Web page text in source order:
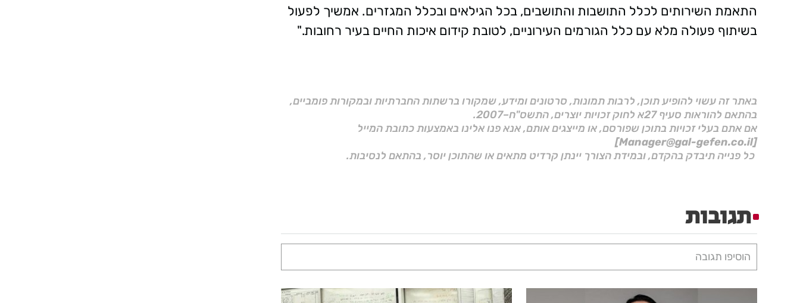
התאמת השירותים לכלל התושבות והתושבים, בכל הגילאים ובכלל המגזרים. אמשיך לפעול
בשיתוף פעולה מלא עם כלל הגורמים העירוניים, לטובת קידום איכות החיים בעיר רחובות."
באתר זה עשוי להופיע תוכן, לרבות תמונות, סרטונים ומידע, שמקורו ברשתות החברתיות ובמקורות פומביים,
בהתאם להוראות סעיף 27א לחוק זכויות יוצרים, התשס"ח–2007.
אם אתם בעלי זכויות בתוכן שפורסם, או מייצגים אותם, אנא פנו אלינו באמצעות כתובת המייל
[Manager@gal-gefen.co.il]
כל פנייה תיבדק בהקדם, ובמידת הצורך יינתן קרדיט מתאים או שהתוכן יוסר, בהתאם לנסיבות.
תגובות
הוסיפו תגובה